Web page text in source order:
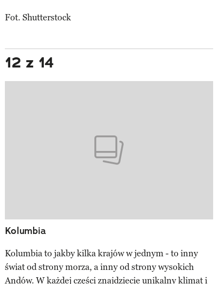
Fot. Shutterstock
12 z 14
Kolumbia
Kolumbia to jakby kilka krajów w jednym - to inny
świat od strony morza, a inny od strony wysokich
Andów. W każdej części znajdziecie unikalny klimat i